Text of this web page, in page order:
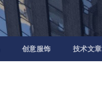
创意服饰 技术文章